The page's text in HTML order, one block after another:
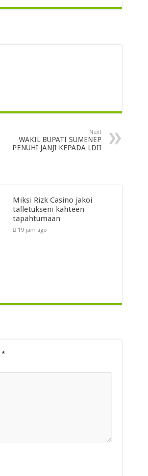
Next
WAKIL BUPATI SUMENEP
PENUHI JANJI KEPADA LDII
Miksi Rizk Casino jakoi
talletukseni kahteen
tapahtumaan
19 jam ago
*